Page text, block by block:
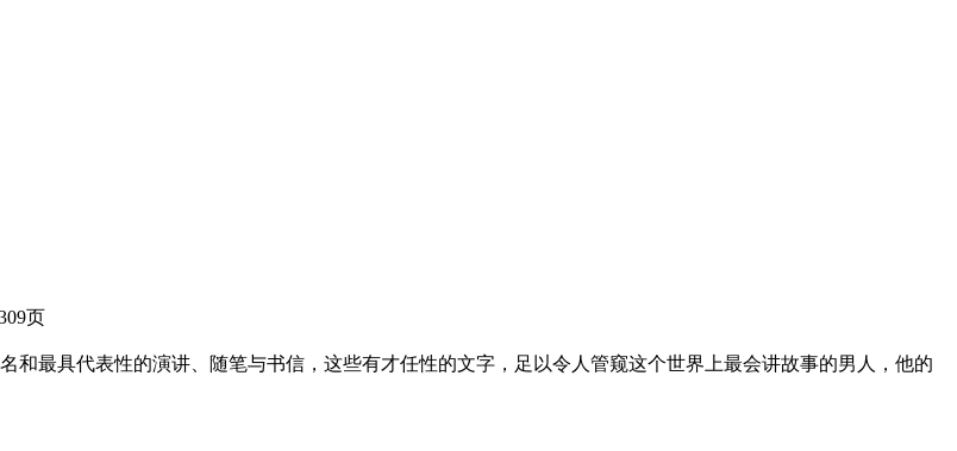
页
和最具代表性的演讲、随笔与书信，这些有才任性的文字，足以令人管窥这个世界上最会讲故事的男人，他的